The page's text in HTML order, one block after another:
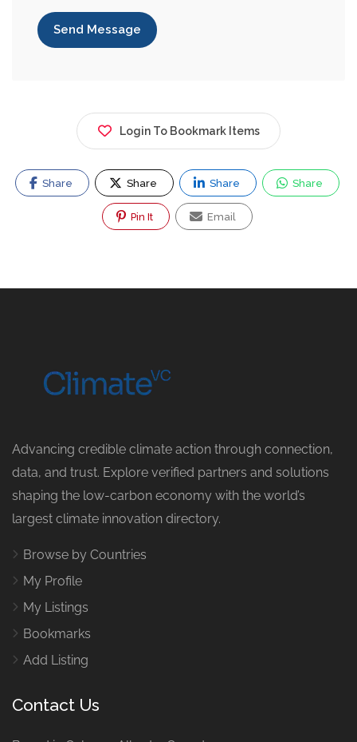
Send Message
Login To Bookmark Items
Share Share Share Share
Pin It Email
Advancing credible climate action through connection,
data, and trust. Explore verified partners and solutions
shaping the low-carbon economy with the world’s
largest climate innovation directory.
Browse by Countries
My Profile
My Listings
Bookmarks
Add Listing
Contact Us